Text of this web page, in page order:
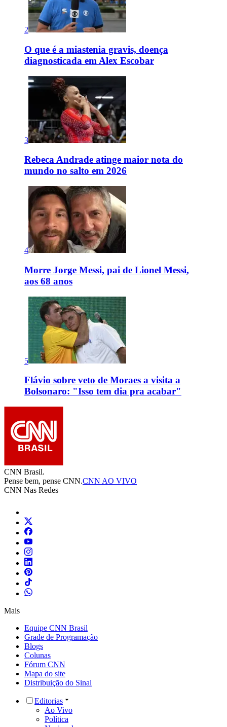
2
O que é a miastenia gravis, doença
diagnosticada em Alex Escobar
3
Rebeca Andrade atinge maior nota do
mundo no salto em 2026
4
Morre Jorge Messi, pai de Lionel Messi,
aos 68 anos
5
Flávio sobre veto de Moraes a visita a
Bolsonaro: "Isso tem dia pra acabar"
CNN Brasil.
Pense bem, pense CNN.CNN AO VIVO
CNN Nas Redes
Mais
Equipe CNN Brasil
Grade de Programação
Blogs
Colunas
Fórum CNN
Mapa do site
Distribuição do Sinal
Editorias
Ao Vivo
Política